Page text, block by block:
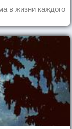
в жизни каждого